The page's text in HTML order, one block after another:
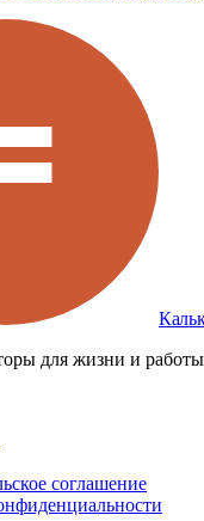
для жизни и работы
соглашение